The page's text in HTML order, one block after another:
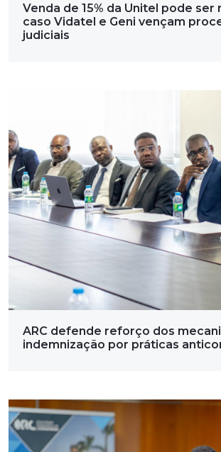
Venda de 15% da Unitel pode ser
caso Vidatel e Geni vençam
judiciais
ARC defende reforço dos
indemnização por práticas